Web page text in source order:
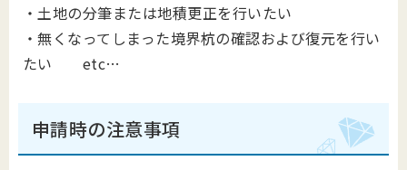
・土地の分筆または地積更正を行いたい
・無くなってしまった境界杭の確認および復元を行い
たい etc…
申請時の注意事項